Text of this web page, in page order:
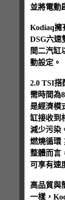
並將電動
Kodiaq擁
DSG六速
間二汽缸
動設定。
2.0 TSI搭
需時間為
是經濟模
缸接收到
減少污染
燃燒循環
整體而言
可享有速
高品質與
一樣，